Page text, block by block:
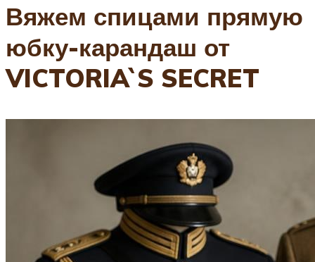
Вяжем спицами прямую
юбку-карандаш от
VICTORIA`S SECRET